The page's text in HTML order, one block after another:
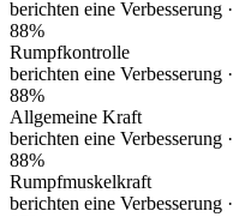
berichten eine Verbesserung ·
88%
Rumpfkontrolle
berichten eine Verbesserung ·
88%
Allgemeine Kraft
berichten eine Verbesserung ·
88%
Rumpfmuskelkraft
berichten eine Verbesserung ·